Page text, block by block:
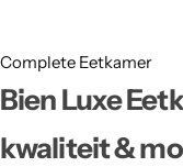
Complete Eetkamer
Bien Luxe
kwaliteit &